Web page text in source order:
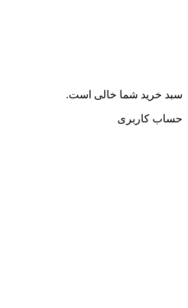
سبد خرید شما خالی است.
حساب کاربری